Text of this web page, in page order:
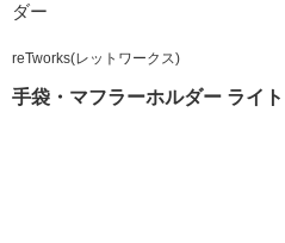
ダー
reTworks(レットワークス)
手袋・マフラーホルダー ライト